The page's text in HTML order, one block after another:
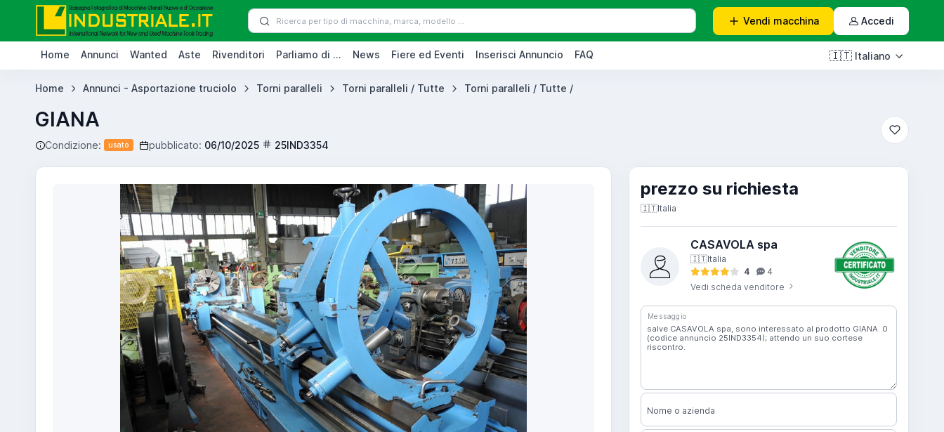
Vendi macchina Accedi
Home Annunci Wanted Aste Rivenditori Parliamo di ... News Fiere ed Eventi Inserisci Annuncio FAQ 🇮🇹 Italiano
Home Annunci - Asportazione truciolo Torni paralleli Torni paralleli / Tutte Torni paralleli / Tutte /
GIANA
Condizione: usato pubblicato: 06/10/2025 25IND3354
prezzo su richiesta
🇮🇹Italia
CASAVOLA spa
🇮🇹Italia
4
4
Vedi scheda venditore
Messaggio
Nome o azienda